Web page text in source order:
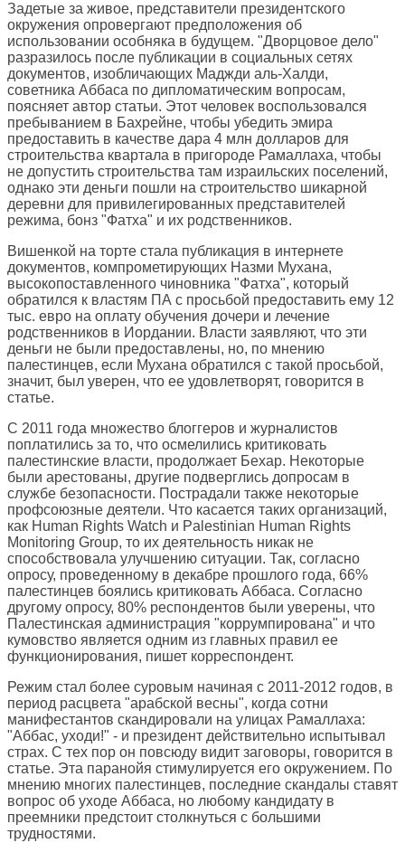
Задетые за живое, представители президентского
окружения опровергают предположения об
использовании особняка в будущем. "Дворцовое дело"
разразилось после публикации в социальных сетях
документов, изобличающих Маджди аль-Халди,
советника Аббаса по дипломатическим вопросам,
поясняет автор статьи. Этот человек воспользовался
пребыванием в Бахрейне, чтобы убедить эмира
предоставить в качестве дара 4 млн долларов для
строительства квартала в пригороде Рамаллаха, чтобы
не допустить строительства там израильских поселений,
однако эти деньги пошли на строительство шикарной
деревни для привилегированных представителей
режима, бонз "Фатха" и их родственников.
Вишенкой на торте стала публикация в интернете
документов, компрометирующих Назми Мухана,
высокопоставленного чиновника "Фатха", который
обратился к властям ПА с просьбой предоставить ему 12
тыс. евро на оплату обучения дочери и лечение
родственников в Иордании. Власти заявляют, что эти
деньги не были предоставлены, но, по мнению
палестинцев, если Мухана обратился с такой просьбой,
значит, был уверен, что ее удовлетворят, говорится в
статье.
С 2011 года множество блоггеров и журналистов
поплатились за то, что осмелились критиковать
палестинские власти, продолжает Бехар. Некоторые
были арестованы, другие подверглись допросам в
службе безопасности. Пострадали также некоторые
профсоюзные деятели. Что касается таких организаций,
как Human Rights Watch и Palestinian Human Rights
Monitoring Group, то их деятельность никак не
способствовала улучшению ситуации. Так, согласно
опросу, проведенному в декабре прошлого года, 66%
палестинцев боялись критиковать Аббаса. Согласно
другому опросу, 80% респондентов были уверены, что
Палестинская администрация "коррумпирована" и что
кумовство является одним из главных правил ее
функционирования, пишет корреспондент.
Режим стал более суровым начиная с 2011-2012 годов, в
период расцвета "арабской весны", когда сотни
манифестантов скандировали на улицах Рамаллаха:
"Аббас, уходи!" - и президент действительно испытывал
страх. С тех пор он повсюду видит заговоры, говорится в
статье. Эта паранойя стимулируется его окружением. По
мнению многих палестинцев, последние скандалы ставят
вопрос об уходе Аббаса, но любому кандидату в
преемники предстоит столкнуться с большими
трудностями.